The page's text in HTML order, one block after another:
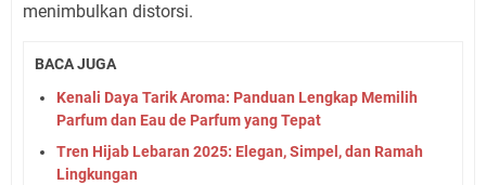
menimbulkan distorsi.
BACA JUGA
Kenali Daya Tarik Aroma: Panduan Lengkap Memilih
Parfum dan Eau de Parfum yang Tepat
Tren Hijab Lebaran 2025: Elegan, Simpel, dan Ramah
Lingkungan